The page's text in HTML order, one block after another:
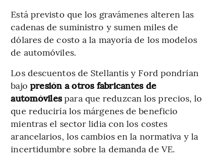
Está previsto que los gravámenes alteren las
cadenas de suministro y sumen miles de
dólares de costo a la mayoría de los modelos
de automóviles.
Los descuentos de Stellantis y Ford pondrían
bajo presión a otros fabricantes de
automóvilespara que reduzcan los precios, lo
que reduciría los márgenes de beneficio
mientras el sector lidia con los costes
arancelarios, los cambios en la normativa y la
incertidumbre sobre la demanda de VE.